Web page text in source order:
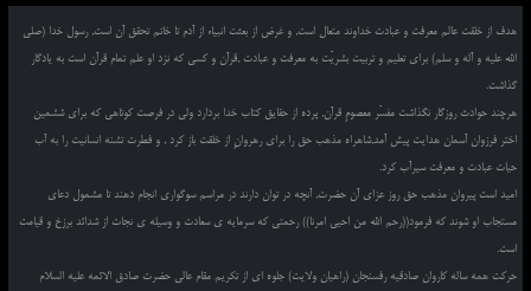
هدف از خلقت عالم معرفت و عبادت خداوند متعال است, و غرض از بعثت انبیاء از آدم تا خاتم تحقق آن است, رسول خدا (صلی
الله علیه و آله و سلم) برای تعلیم و تربیت بشریّت به معرفت و عبادت ,قرآن و کسی که نزد او علم تمام قرآن است به یادگار
گذاشت.
هرچند حوادث روزگار نگذاشت مفسّر معصومِ قرآن, پرده از حقایق کتاب خدا بردارد ولی در فرصت کوتاهی که برای ششمین
اختر فرزوان آسمان هدایت پیش آمد,شاهراه مذهب حق را برای رهروانِ از خلقت باز کرد , و فطرت تشنه انسانیت را به آب
حیات عبادت و معرفت سیرآب کرد.
امید است پیروان مذهب حق روز عزای آن حضرت, آنچه در توان دارند در مراسم سوگواری انجام دهند تا مشمول دعای
مستجاب او شوند که فرمود((رحم الله من احیی امرنا)) رحمتی که سرمایه ی سعادت و وسیله ی نجات از شدائد برزخ و قیامت
است.
حرکت همه ساله کاروان صادقیه رفسنجان (راهیان ولایت) جلوه ای از تکریم مقام عالی حضرت صادق الائمه علیه السلام